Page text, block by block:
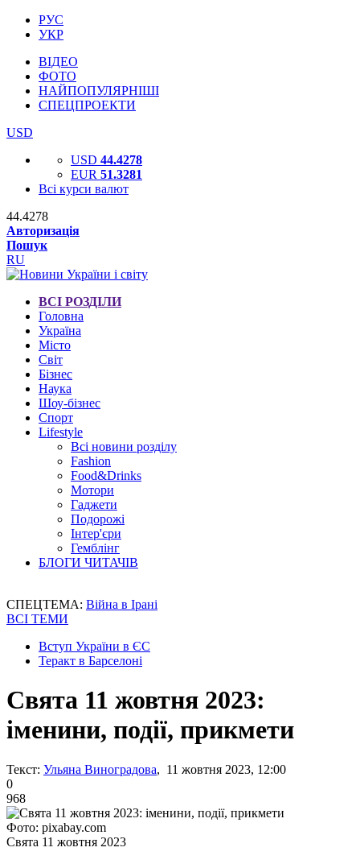
РУС
УКР
ВІДЕО
ФОТО
НАЙПОПУЛЯРНІШІ
СПЕЦПРОЕКТИ
USD
USD 44.4278
EUR 51.3281
Всі курси валют
44.4278
Авторизація
Пошук
RU
ВСІ РОЗДІЛИ
Головна
Україна
Місто
Світ
Бізнес
Наука
Шоу-бізнес
Спорт
Lifestyle
Всі новини розділу
Fashion
Food&Drinks
Мотори
Гаджети
Подорожі
Інтер'єри
Гемблінг
БЛОГИ ЧИТАЧІВ
СПЕЦТЕМА: Війна в Ірані
ВСІ ТЕМИ
Вступ України в ЄС
Теракт в Барселоні
Свята 11 жовтня 2023:
іменини, події, прикмети
Текст: Ульяна Виноградова, 11 жовтня 2023, 12:00
0
968
Фото: pixabay.com
Свята 11 жовтня 2023